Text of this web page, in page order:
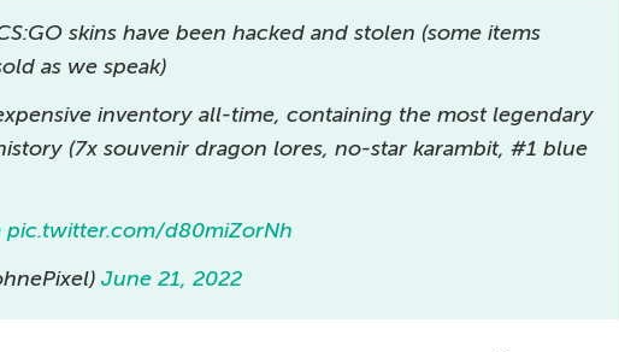
skins have been hacked and stolen (some items
as we speak)
inventory all-time, containing the most legendary
(7x souvenir dragon lores, no-star karambit, #1 blue
pic.twitter.com/d80miZorNh
June 21, 2022